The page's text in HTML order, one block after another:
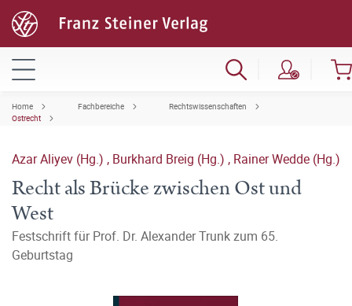
Home Fachbereiche
Rechtswissenschaften
Ostrecht
Azar Aliyev (Hg.) , Burkhard Breig (Hg.) , Rainer Wedde (Hg.)
Recht als Brücke zwischen Ost und
West
Festschrift für Prof. Dr. Alexander Trunk zum 65.
Geburtstag